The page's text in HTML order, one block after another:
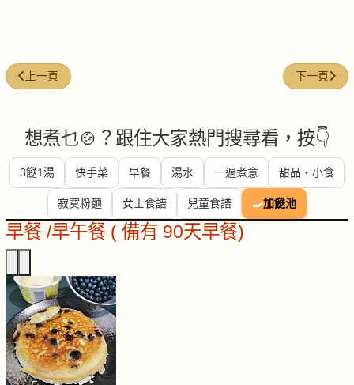
上一篇文章: 雲耳火腿蒸田雞
上一頁 下一篇文章
下一頁
想煮乜🍲？跟住大家熱門搜尋看，按👇
3餸1湯 快手菜 早餐 湯水 一週煮意 甜品・小食
寂寞粉麵 女士食譜 兒童食譜 🍳加餸池
早餐 /早午餐 ( 備有 90天早餐)